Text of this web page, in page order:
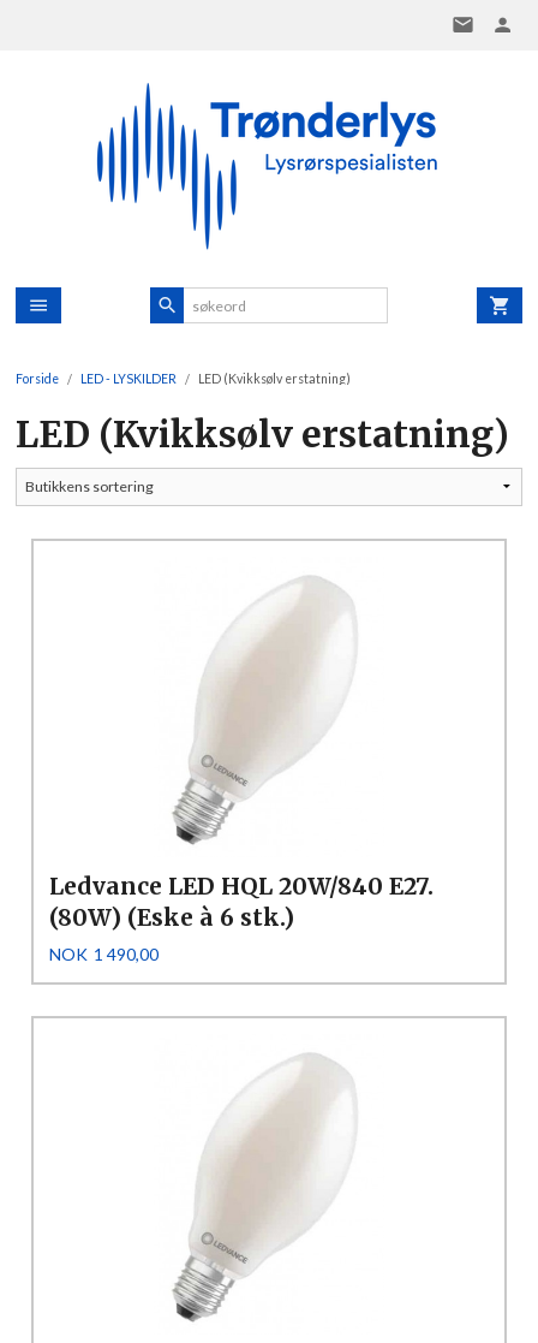
Forside LED - LYSKILDER LED (Kvikksølv erstatning)
LED (Kvikksølv erstatning)
Ledvance LED HQL 20W/840 E27.
(80W) (Eske à 6 stk.)
Pris
NOK 1 490,00